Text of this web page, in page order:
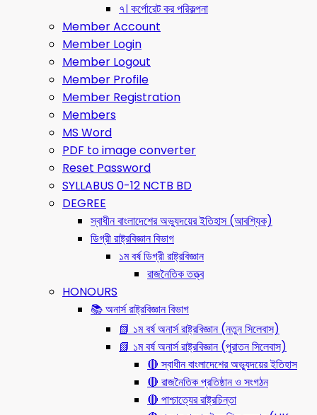
৭। কর্পোরেট কর পরিকল্পনা
Member Account
Member Login
Member Logout
Member Profile
Member Registration
Members
MS Word
PDF to image converter
Reset Password
SYLLABUS 0-12 NCTB BD
DEGREE
স্বাধীন বাংলাদেশের অভ্যুদয়ের ইতিহাস (আবশ্যিক)
ডিগ্রী রাষ্ট্রবিজ্ঞান বিভাগ
১ম বর্ষ ডিগ্রী রাষ্ট্রবিজ্ঞান
রাজনৈতিক তত্ত্ব
HONOURS
📚 অনার্স রাষ্ট্রবিজ্ঞান বিভাগ
📗 ১ম বর্ষ অনার্স রাষ্ট্রবিজ্ঞান (নতুন সিলেবাস)
📗 ১ম বর্ষ অনার্স রাষ্ট্রবিজ্ঞান (পুরাতন সিলেবাস)
🔴 স্বাধীন বাংলাদেশের অভ্যুদয়ের ইতিহাস
🔴 রাজনৈতিক প্রতিষ্ঠান ও সংগঠন
🔴 পাশ্চাত্যের রাষ্ট্রচিন্তা